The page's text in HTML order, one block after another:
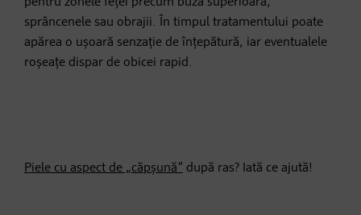
sprâncenele sau obrajii. În timpul tratamentului poate
apărea o ușoară senzație de înțepătură, iar eventualele
roșeațe dispar de obicei rapid.
Piele cu aspect de „căpșună” după ras? Iată ce ajută!